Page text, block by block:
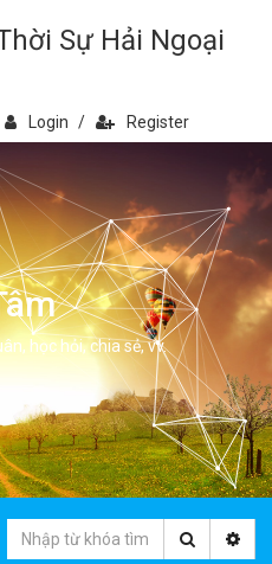
Sự Hải Ngoại
Login / Register
học hỏi, chia sẻ, vv.